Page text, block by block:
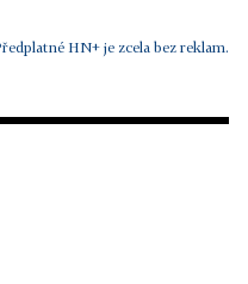
HN+ je zcela bez reklam.